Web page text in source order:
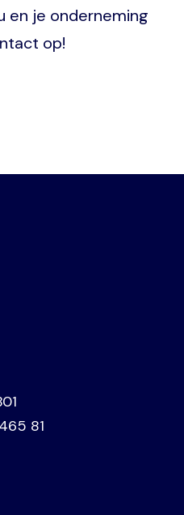
en je onderneming
op!
81